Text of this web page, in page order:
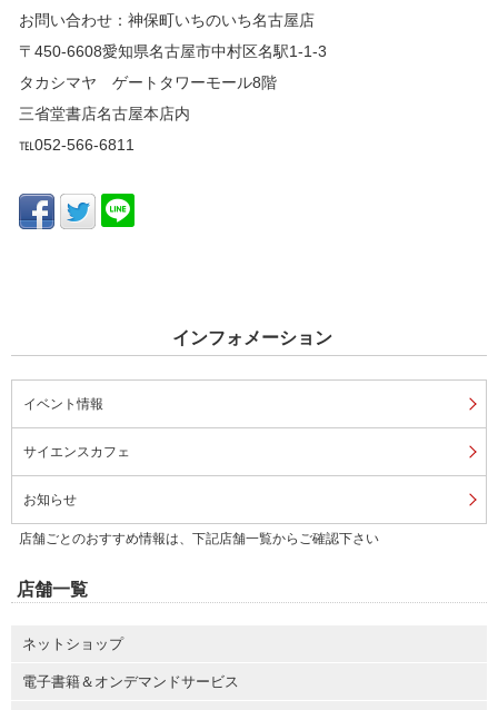
お問い合わせ：神保町いちのいち名古屋店
〒450-6608愛知県名古屋市中村区名駅1-1-3
タカシマヤ ゲートタワーモール8階
三省堂書店名古屋本店内
℡052-566-6811
インフォメーション
イベント情報
サイエンスカフェ
お知らせ
店舗ごとのおすすめ情報は、下記店舗一覧からご確認下さい
店舗一覧
ネットショップ
電子書籍＆オンデマンドサービス